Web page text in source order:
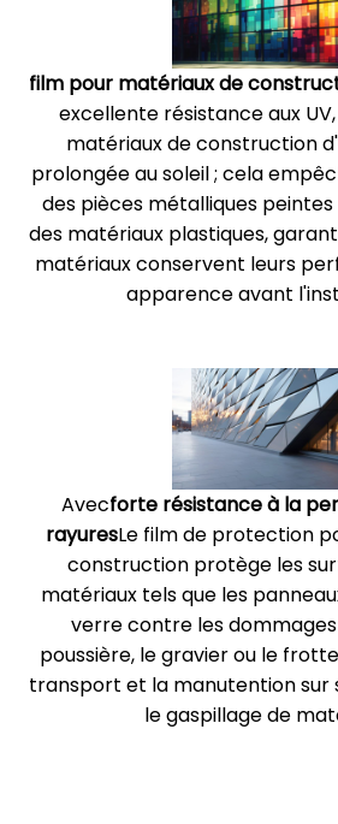
film pour matériaux de
excellente résistance aux
matériaux de construction
prolongée au soleil ; cela
des pièces métalliques
des matériaux plastiques,
matériaux conservent leurs
apparence avant
Avecforte résistance à la
rayuresLe film de protection
construction protège les
matériaux tels que les
verre contre les
poussière, le gravier ou le
transport et la manutention sur
le gaspillage de